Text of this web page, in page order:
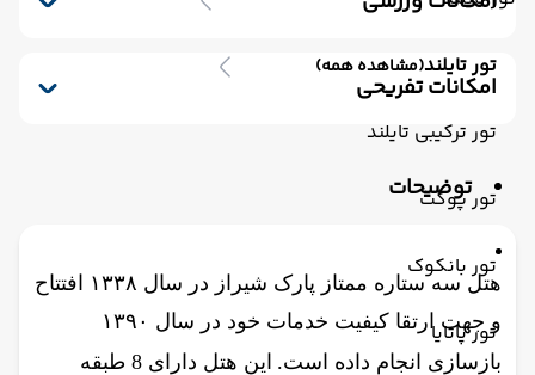
تور تایلند(مشاهده همه)
تور ترکیبی تایلند
تور پوکت
تور بانکوک
تور پاتایا
سرویس ایرانی
لابی
امکانات تفریحی
بیلیارد
توضیحات
هتل سه ستاره ممتاز پارک شیراز در سال ۱۳۳۸ افتتاح
و جهت ارتقا کیفیت خدمات خود در سال ۱۳۹۰
بازسازی انجام داده است.
این هتل دارای 8 طبقه